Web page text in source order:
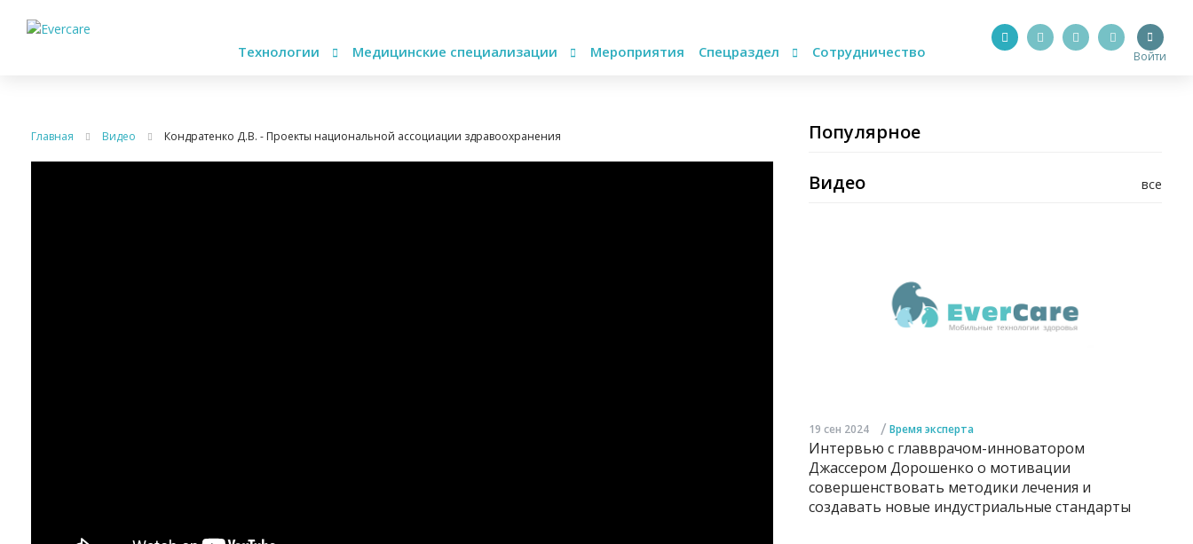
Технологии Медицинские специализации Мероприятия Спецраздел Сотрудничество Войти
Главная Видео Кондратенко Д.В. - Проекты национальной ассоциации здравоохранения Популярное
все
Видео
19 сен 2024 / Время эксперта
Интервью с главврачом-инноватором
Джассером Дорошенко о мотивации
совершенствовать методики лечения и
создавать новые индустриальные стандарты